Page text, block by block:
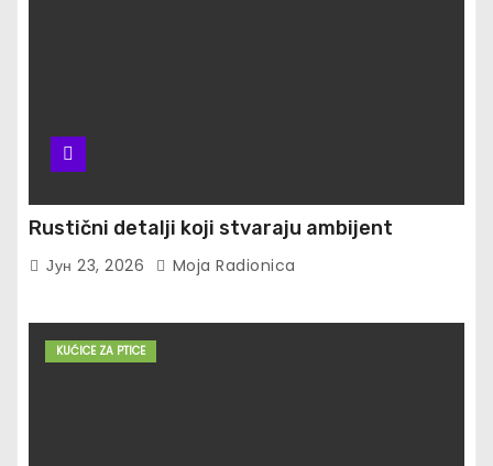
Rustični detalji koji stvaraju ambijent
Јун 23, 2026 Moja Radionica
KUĆICE ZA PTICE